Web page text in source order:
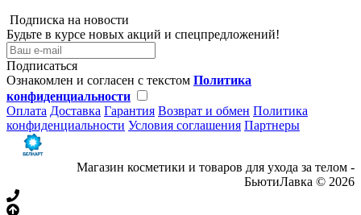
Подписка на новости
Будьте в курсе новых акций и спецпредложений!
Подписаться
Ознакомлен и согласен с текстом Политика
конфиденциальности
Оплата Доставка Гарантия Возврат и обмен Политика
конфиденциальности Условия соглашения Партнеры
Магазин косметики и товаров для ухода за телом -
БьютиЛавка © 2026